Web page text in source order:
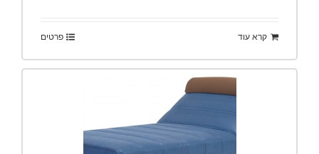
קרא עוד פרטים